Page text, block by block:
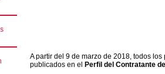
A partir del 9 de marzo de 2018, todos
publicados en el
Perfil del Contratante